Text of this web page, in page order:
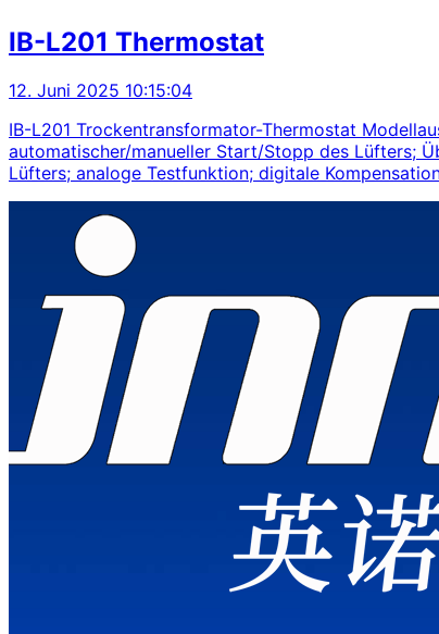
IB-L201 Thermostat
12. Juni 2025 10:15:04
IB-L201 Trockentransformator-Thermostat
automatischer/manueller Start/Stopp des Lüfters;
Lüfters; analoge Testfunktion; digitale